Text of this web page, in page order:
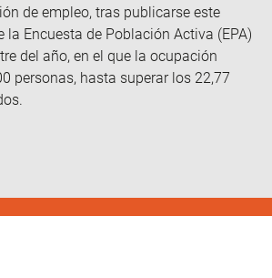
de empleo, tras publicarse este
la Encuesta de Población Activa (EPA)
del año, en el que la ocupación
personas, hasta superar los 22,77